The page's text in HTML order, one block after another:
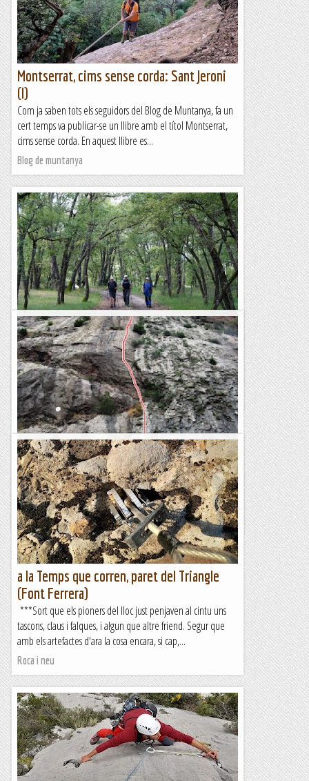
Montserrat, cims sense corda: Sant Jeroni
(I)
Com ja saben tots els seguidors del Blog de Muntanya, fa un
cert temps va publicar-se un llibre amb el títol Montserrat,
cims sense corda. En aquest llibre es...
Blog de muntanya
GR3: Pont d'Orrit - Torre de Tamúrcia
L'etapa d'avui del GR3 ha estat ben interessant. Ha estat un
llarg recorregut per la zona coneguda com la Terreta, una
subcomarca del Pallars situada a la vall...
Blog de muntanya
Sobaos Pasiegos a la Paret d'Escales.
Ens ha fet gaudir molt,escalada plaquera on sempre hi ha
canto,més gran o més petit però mai et deixa tirat!.
Homogènia en el seu grau,sostinguda i amb algun tram de...
Bloc Empotrat
a la Temps que corren, paret del Triangle
(Font Ferrera)
***Sort que els pioners del lloc just penjaven al cintu uns
tascons, claus i falques, i algun que altre friend. Segur que
amb els artefactes d'ara la cosa encara, si cap,...
Roca i neu